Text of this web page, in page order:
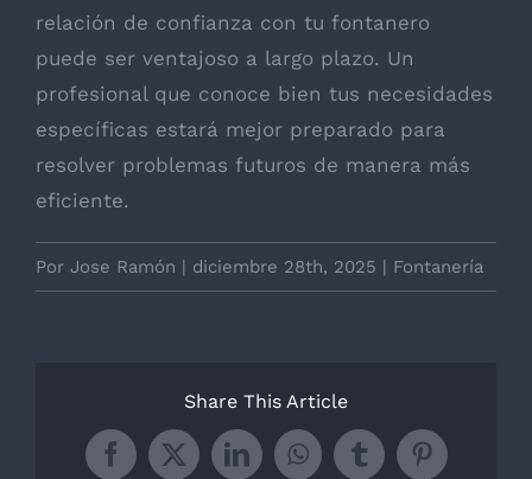
relación de confianza con tu fontanero
puede ser ventajoso a largo plazo. Un
profesional que conoce bien tus necesidades
específicas estará mejor preparado para
resolver problemas futuros de manera más
eficiente.
Por Jose Ramón | diciembre 28th, 2025 | Fontanería
Share This Article
Facebook
X LinkedInWhatsApp
TumblrPinterest